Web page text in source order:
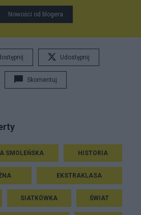
Nowości od blogera
Udostępnij
Skomentuj
SMOLEŃSKA HISTORIA
EKSTRAKLASA
SIATKÓWKA ŚWIAT